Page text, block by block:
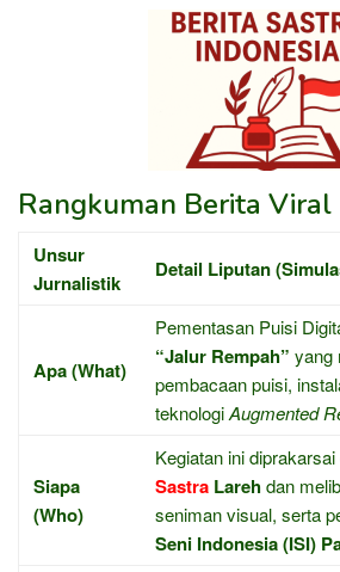
Rangkuman Berita Viral
Unsur
Jurnalistik
Detail Liputan
Apa (What)
Pementasan Puisi
“Jalur Rempah” yang
pembacaan puisi,
teknologiAugmented
Siapa
(Who)
Kegiatan ini diprakarsai
Sastra Larehdan
seniman visual, serta
Seni Indonesia (ISI)